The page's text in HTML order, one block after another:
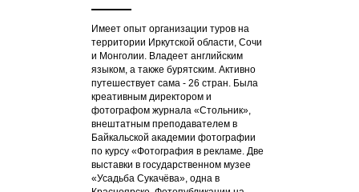
Имеет опыт организации туров на
территории Иркутской области, Сочи
и Монголии. Владеет английским
языком, а также бурятским. Активно
путешествует сама - 26 стран. Была
креативным директором и
фотографом журнала «Стольник»,
внештатным преподавателем в
Байкальской академии фотографии
по курсу «Фотография в рекламе. Две
выставки в государственном музее
«Усадьба Сукачёва», одна в